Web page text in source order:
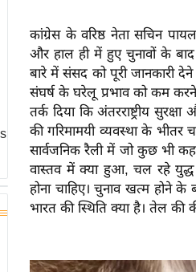
कांग्रेस के वरिष्ठ नेता सचिन
और हाल ही में हुए चुनावों के
बारे में संसद को पूरी जानकारी देने
संघर्ष के घरेलू प्रभाव को कम
तर्क दिया कि अंतरराष्ट्रीय
की गरिमामयी व्यवस्था के भीतर
सार्वजनिक रैली में जो कुछ भी कह
वास्तव में क्या हुआ, चल रहे युद्ध
होना चाहिए। चुनाव खत्म होने
भारत की स्थिति क्या है। तेल